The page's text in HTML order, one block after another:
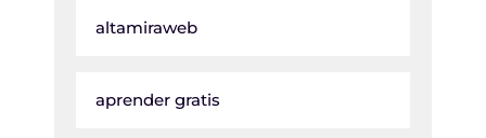
altamiraweb
aprender gratis